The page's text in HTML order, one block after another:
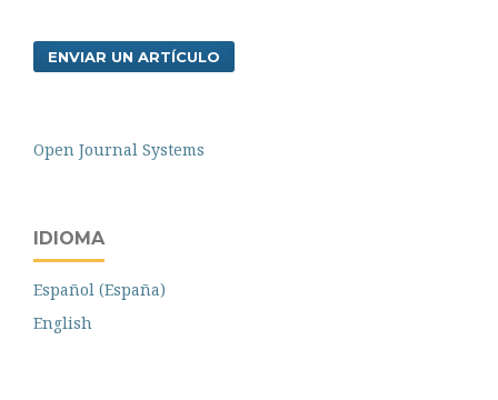
ENVIAR UN ARTÍCULO
Open Journal Systems
IDIOMA
Español (España)
English